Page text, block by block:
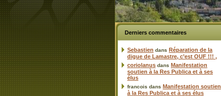
Derniers commentaires
Sebastien dans Réparation de la
digue de Lamastre, c’est OUF !!! ,
coriolanus dans Manifestation
soutien à la Res Publica et à ses
élus
francois dans Manifestation soutien
à la Res Publica et à ses élus